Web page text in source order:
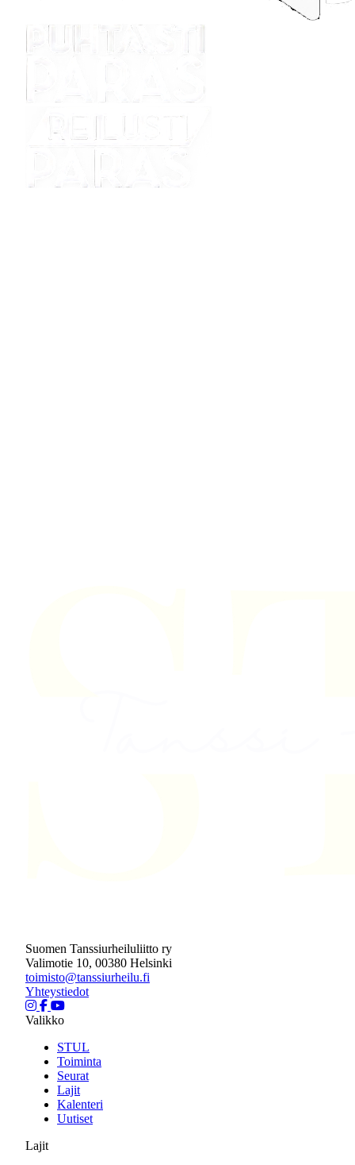
Suomen Tanssiurheiluliitto ry
Valimotie 10, 00380 Helsinki
toimisto@tanssiurheilu.fi
Yhteystiedot
Valikko
STUL
Toiminta
Seurat
Lajit
Kalenteri
Uutiset
Lajit